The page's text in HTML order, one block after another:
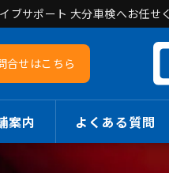
サポート 大分車検へお任せ
合せ はこちら
案内 よくある質問